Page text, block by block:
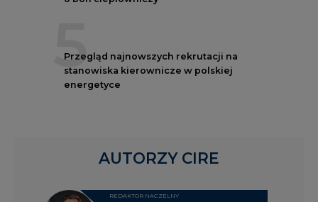
5
Przegląd najnowszych rekrutacji na
stanowiska kierownicze w polskiej
energetyce
REDAKTOR NACZELNY
AUTORZY CIRE